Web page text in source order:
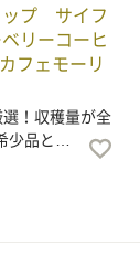
ップ サイフ
リーコーヒ
フェモーリ
！収穫量が全
少品と…